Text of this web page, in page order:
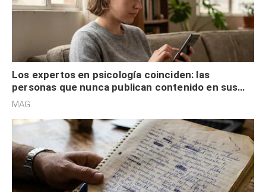
Los expertos en psicología coinciden: las
personas que nunca publican contenido en sus
redes sociales no pretenden buscar validación
MAG.